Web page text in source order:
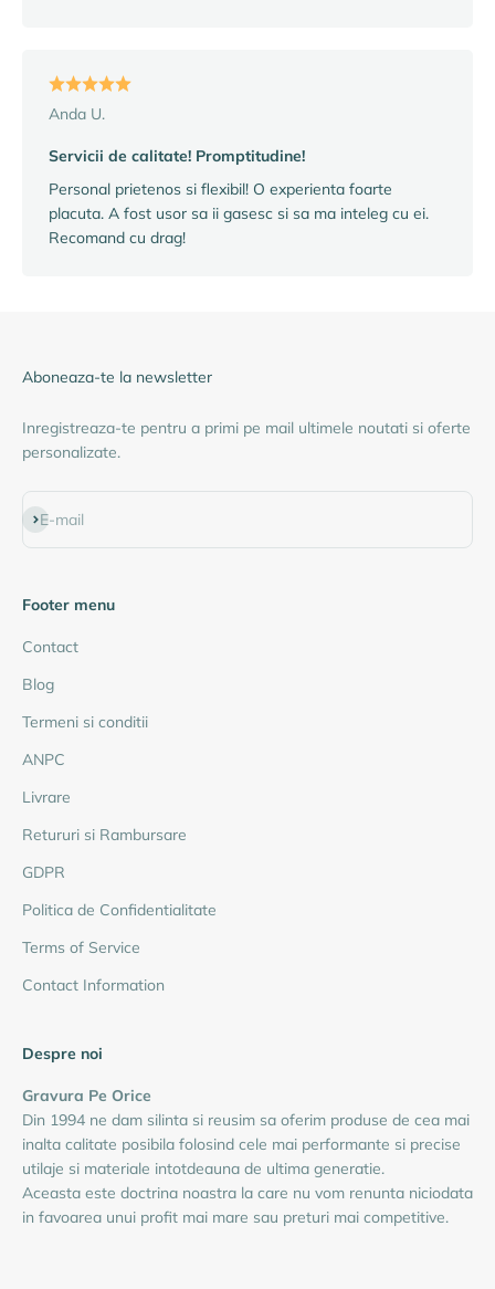
Anda U.
Servicii de calitate! Promptitudine!
Personal prietenos si flexibil! O experienta foarte
placuta. A fost usor sa ii gasesc si sa ma inteleg cu ei.
Recomand cu drag!
Aboneaza-te la newsletter
Inregistreaza-te pentru a primi pe mail ultimele noutati si oferte
personalizate.
E-mail
Abonează-te
Footer menu
Contact
Blog
Termeni si conditii
ANPC
Livrare
Retururi si Rambursare
GDPR
Politica de Confidentialitate
Terms of Service
Contact Information
Despre noi
Gravura Pe Orice
Din 1994 ne dam silinta si reusim sa oferim produse de cea mai
inalta calitate posibila folosind cele mai performante si precise
utilaje si materiale intotdeauna de ultima generatie.
Aceasta este doctrina noastra la care nu vom renunta niciodata
in favoarea unui profit mai mare sau preturi mai competitive.